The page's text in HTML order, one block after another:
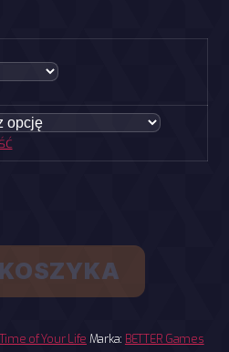
Time of Your Life Marka: BETTER Games